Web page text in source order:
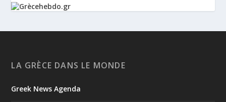
Ελλάδας σε διεθνείς δράσεις, που ενισχύουν την
εξωστρέφεια, τις συνεργασίες και τις νέες επιχειρηματικές
GAMESCOM | 26–30 Αυγούστου| Κολωνία
LA GRÈCE DANS LE MONDE
Greek News Agenda